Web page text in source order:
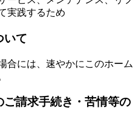
実践するため
て
合には、速やかにこのホーム
請求手続き・苦情等の